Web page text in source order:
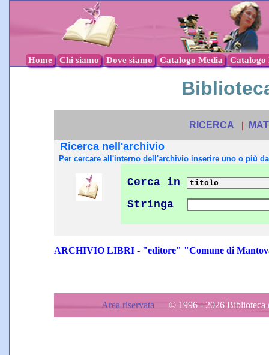
Home Chi siamo Dove siamo Catalogo Media Catalogo
RICERCA |
Ricerca nell'archivio
Per cercare all'interno dell'archivio inserire uno o più
Cerca in
Stringa
ARCHIVIO LIBRI - "editore" "Comune di
Area riservata © 1996 - 2026 Biblioteca